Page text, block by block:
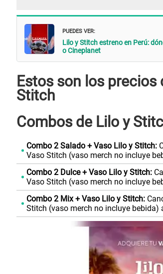
PUEDES VER:
Lilo y Stitch estreno en Perú:
o Cineplanet
Estos son los
Stitch
Combos de Lilo y
Combo 2 Salado + Vaso Lilo y Stitch:
Vaso Stitch (vaso merch no incluye
Combo 2 Dulce + Vaso Lilo y Stitch:
Vaso Stitch (vaso merch no incluye
Combo 2 Mix + Vaso Lilo y Stitch:
Stitch (vaso merch no incluye bebida)